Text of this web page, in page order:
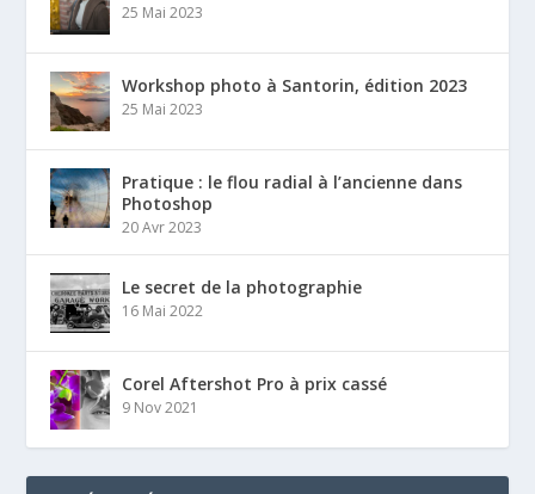
25 Mai 2023
Workshop photo à Santorin, édition 2023
25 Mai 2023
Pratique : le flou radial à l’ancienne dans
Photoshop
20 Avr 2023
Le secret de la photographie
16 Mai 2022
Corel Aftershot Pro à prix cassé
9 Nov 2021